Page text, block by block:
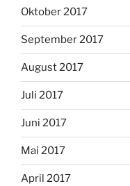
Oktober 2017
September 2017
August 2017
Juli 2017
Juni 2017
Mai 2017
April 2017